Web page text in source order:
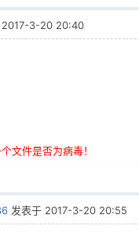
2017-3-20 20:40
文件是否为病毒！
发表于 2017-3-20 20:55